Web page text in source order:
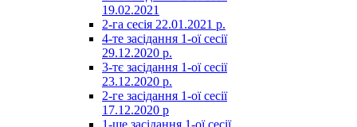
19.02.2021
2-га сесія 22.01.2021 р.
4-те засідання 1-ої сесії
29.12.2020 р.
3-тє засідання 1-ої сесії
23.12.2020 р.
2-ге засідання 1-ої сесії
17.12.2020 р
1-ше засідання 1-ої сесії